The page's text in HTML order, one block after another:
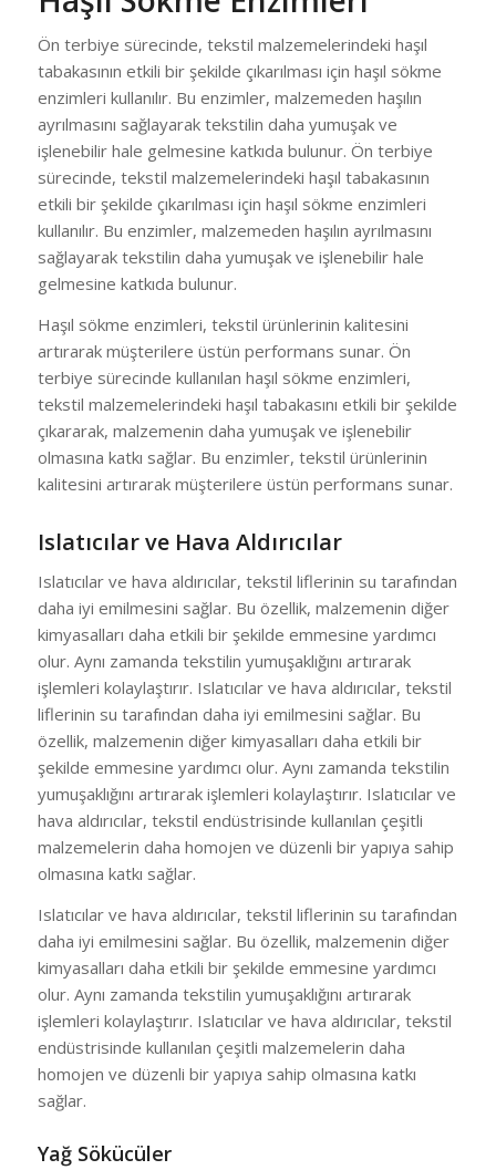
Ön terbiye sürecinde, tekstil malzemelerindeki haşıl
tabakasının etkili bir şekilde çıkarılması için haşıl sökme
enzimleri kullanılır. Bu enzimler, malzemeden haşılın
ayrılmasını sağlayarak tekstilin daha yumuşak ve
işlenebilir hale gelmesine katkıda bulunur. Ön terbiye
sürecinde, tekstil malzemelerindeki haşıl tabakasının
etkili bir şekilde çıkarılması için haşıl sökme enzimleri
kullanılır. Bu enzimler, malzemeden haşılın ayrılmasını
sağlayarak tekstilin daha yumuşak ve işlenebilir hale
gelmesine katkıda bulunur.
Haşıl sökme enzimleri, tekstil ürünlerinin kalitesini
artırarak müşterilere üstün performans sunar. Ön
terbiye sürecinde kullanılan haşıl sökme enzimleri,
tekstil malzemelerindeki haşıl tabakasını etkili bir şekilde
çıkararak, malzemenin daha yumuşak ve işlenebilir
olmasına katkı sağlar. Bu enzimler, tekstil ürünlerinin
kalitesini artırarak müşterilere üstün performans sunar.
Islatıcılar ve Hava Aldırıcılar
Islatıcılar ve hava aldırıcılar, tekstil liflerinin su tarafından
daha iyi emilmesini sağlar. Bu özellik, malzemenin diğer
kimyasalları daha etkili bir şekilde emmesine yardımcı
olur. Aynı zamanda tekstilin yumuşaklığını artırarak
işlemleri kolaylaştırır. Islatıcılar ve hava aldırıcılar, tekstil
liflerinin su tarafından daha iyi emilmesini sağlar. Bu
özellik, malzemenin diğer kimyasalları daha etkili bir
şekilde emmesine yardımcı olur. Aynı zamanda tekstilin
yumuşaklığını artırarak işlemleri kolaylaştırır. Islatıcılar ve
hava aldırıcılar, tekstil endüstrisinde kullanılan çeşitli
malzemelerin daha homojen ve düzenli bir yapıya sahip
olmasına katkı sağlar.
Islatıcılar ve hava aldırıcılar, tekstil liflerinin su tarafından
daha iyi emilmesini sağlar. Bu özellik, malzemenin diğer
kimyasalları daha etkili bir şekilde emmesine yardımcı
olur. Aynı zamanda tekstilin yumuşaklığını artırarak
işlemleri kolaylaştırır. Islatıcılar ve hava aldırıcılar, tekstil
endüstrisinde kullanılan çeşitli malzemelerin daha
homojen ve düzenli bir yapıya sahip olmasına katkı
sağlar.
Yağ Sökücüler